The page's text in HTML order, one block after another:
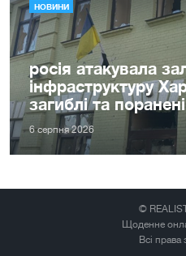
НОВИНИ
росія атакувала
інфраструктуру
загиблі та поранені
6 серпня 2026
©
Щоденне
Всі права